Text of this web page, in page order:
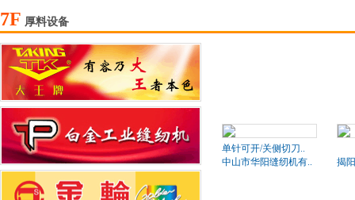
7F 厚料设备
单针可开/关侧切刀..
中山市华阳缝纫机有..
揭